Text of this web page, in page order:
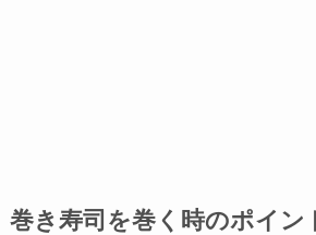
巻き寿司を巻く時のポイン